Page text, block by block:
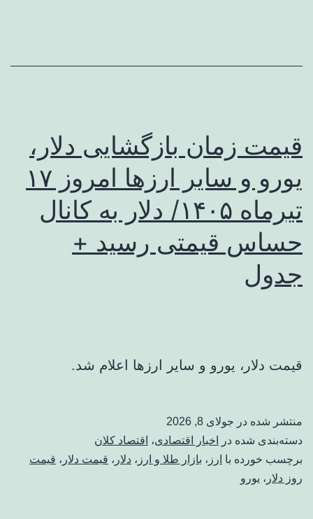
قیمت زمان بازگشایی دلار،
یورو و سایر ارزها امروز ۱۷
تیرماه ۱۴۰۵/ دلار به کانال
حساس قیمتی رسید +
جدول
قیمت دلار، یورو و سایر ارزها اعلام شد.
منتشر شده در جولای 8, 2026
دسته‌بندی شده در
اخبار اقتصادی، اقتصاد کلان
برچسب خورده با ارز ، بازار طلا و ارز ، دلار ، قیمت دلار ، قیمت
روز دلار ، یورو